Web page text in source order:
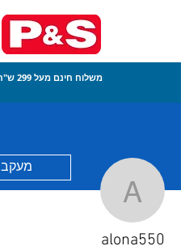
משלוח חינם מעל 299 ש"ח
alona550
מעקב
alona550